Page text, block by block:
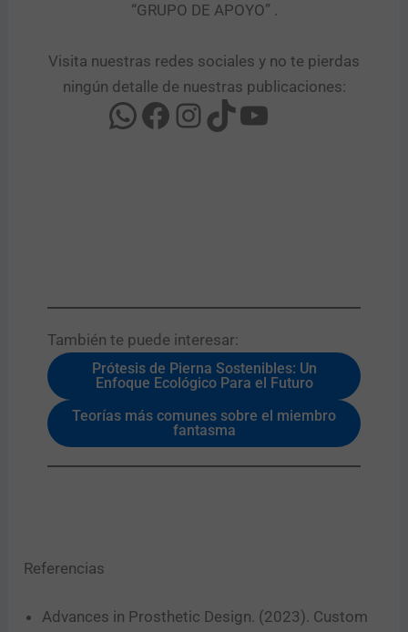
“GRUPO DE APOYO” .​
Visita nuestras redes sociales y no te pierdas
ningún detalle de nuestras publicaciones:
También te puede interesar:​
Prótesis de Pierna Sostenibles: Un
Enfoque Ecológico Para el Futuro
Teorías más comunes sobre el miembro
fantasma
Referencias
Advances in Prosthetic Design. (2023). Custom